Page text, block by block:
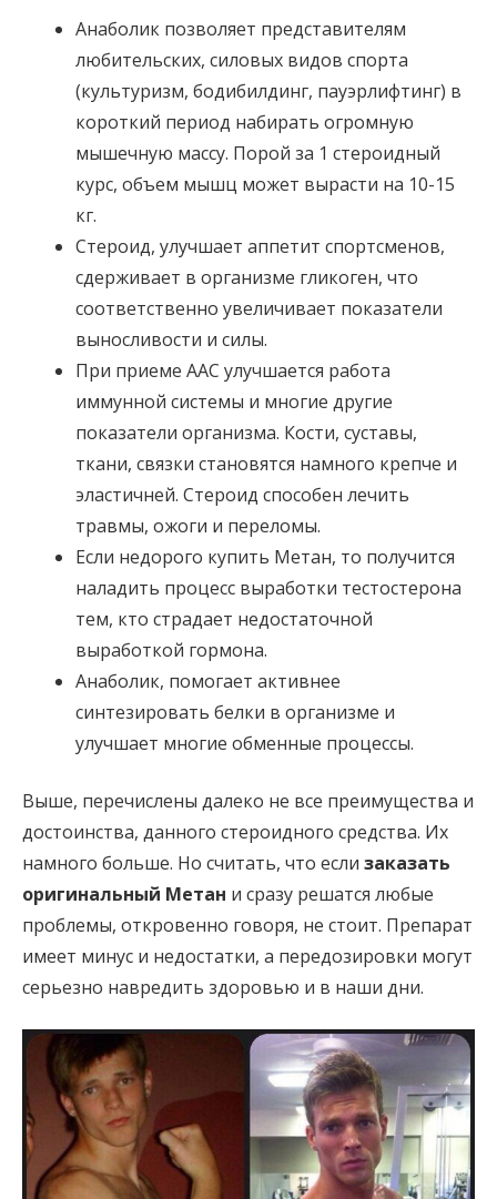
Анаболик позволяет представителям
любительских, силовых видов спорта
(культуризм, бодибилдинг, пауэрлифтинг) в
короткий период набирать огромную
мышечную массу. Порой за 1 стероидный
курс, объем мышц может вырасти на 10-15
кг.
Стероид, улучшает аппетит спортсменов,
сдерживает в организме гликоген, что
соответственно увеличивает показатели
выносливости и силы.
При приеме ААС улучшается работа
иммунной системы и многие другие
показатели организма. Кости, суставы,
ткани, связки становятся намного крепче и
эластичней. Стероид способен лечить
травмы, ожоги и переломы.
Если недорого купить Метан, то получится
наладить процесс выработки тестостерона
тем, кто страдает недостаточной
выработкой гормона.
Анаболик, помогает активнее
синтезировать белки в организме и
улучшает многие обменные процессы.
Выше, перечислены далеко не все преимущества и
достоинства, данного стероидного средства. Их
намного больше. Но считать, что если заказать
оригинальный Метан и сразу решатся любые
проблемы, откровенно говоря, не стоит. Препарат
имеет минус и недостатки, а передозировки могут
серьезно навредить здоровью и в наши дни.